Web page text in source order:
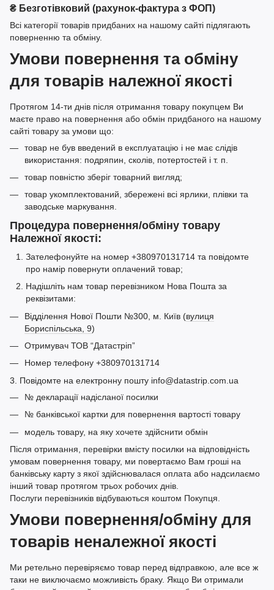
₴ Безготівковий (рахунок-фактура з ФОП)
Всі категорії товарів придбаних на нашому сайті підлягають
поверненню та обміну.
Умови повернення та обміну
для товарів належної якості
Протягом 14-ти днів після отримання товару покупцем Ви
маєте право на повернення або обмін придбаного на нашому
сайті товару за умови що:
товар не був введений в експлуатацію і не має слідів
використання: подряпин, сколів, потертостей і т. п.
товар повністю зберіг товарний вигляд;
товар укомплектований, збережені всі ярлики, плівки та
заводське маркування.
Процедура повернення/обміну товару
Належної якості:
Зателефонуйте на номер +380970131714 та повідомте
про намір повернути оплачений товар;
Надішліть нам товар перевізником Нова Пошта за
реквізитами:
Відділення Нової Пошти №300, м. Київ (вулиця
Бориспільська, 9)
Отримувач ТОВ “Датастріп”
Номер телефону +380970131714
3. Повідомте на електронну пошту info@datastrip.com.ua
№ декларації надісланої посилки
№ банківської картки для повернення вартості товару
модель товару, на яку хочете здійснити обмін
Після отримання, перевірки вмісту посилки на відповідність
умовам повернення товару, ми повертаємо Вам гроші на
банківську карту з якої здійснювалася оплата або надсилаємо
інший товар протягом трьох робочих днів.
Послуги перевізників відбуваються коштом Покупця.
Умови повернення/обміну для
товарів неналежної якості
Ми ретельно перевіряємо товар перед відправкою, але все ж
таки не виключаємо можливість браку. Якщо Ви отримали